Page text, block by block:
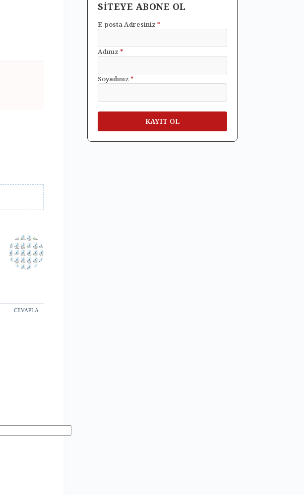
CEVAPLA
SİTEYE ABONE OL
E-posta Adresiniz*
Adınız*
Soyadınız*